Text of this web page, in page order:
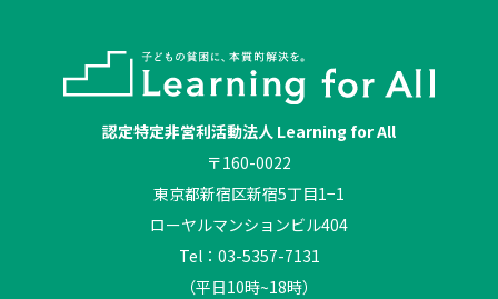
認定特定非営利活動法人 Learning for All
〒160-0022
東京都新宿区新宿5丁目1−1
ローヤルマンションビル404
Tel：03-5357-7131
（平日10時~18時）